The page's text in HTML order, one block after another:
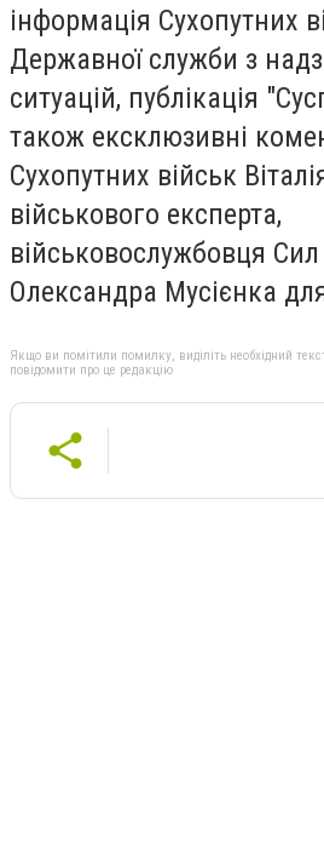
інформація Сухопутних
Державної служби з
ситуацій, публікація
також ексклюзивні
Сухопутних військ
військового експерта,
військовослужбовця
Олександра Мусієнка
Якщо ви помітили помилку, виділіть необхідний
повідомити про це редакцію